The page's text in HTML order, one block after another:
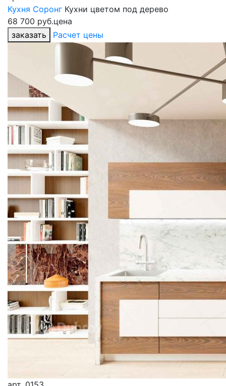
Кухня Соронг Кухни цветом под дерево
68 700 руб.цена
заказать
Расчет цены